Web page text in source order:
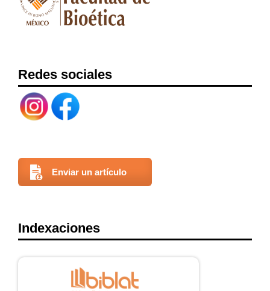
22. Mattarollo L. ¿Es la tecnología valorativamente neutral?
https://doi.org/10.15174/rv.v15i30.587
23. Uribe JCG, Ovalle JLV, Cruz VAV. Care Units or Intensive Care
Units? Cultura de los Cuidados. 2024; 3(69):67–79.
24. Echeverría J. Innovation and values: a European perspective.
tecnología no son culpables de la deshumanización del cuidado de
26. Stengers I. La propuesta cosmopolítica. Pléyade. 2014;
Redes sociales
Enviar un artículo
Indexaciones